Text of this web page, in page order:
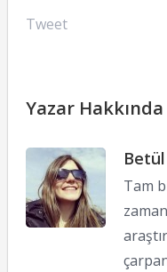
Tweet
Yazar Hakkında
Betül
Tam